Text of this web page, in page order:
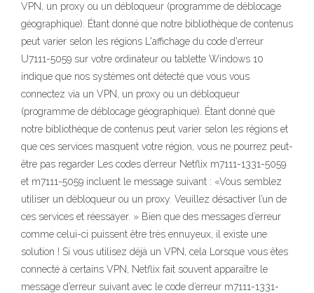
VPN, un proxy ou un débloqueur (programme de déblocage
géographique). Étant donné que notre bibliothèque de contenus
peut varier selon les régions L'affichage du code d'erreur
U7111-5059 sur votre ordinateur ou tablette Windows 10
indique que nos systèmes ont détecté que vous vous
connectez via un VPN, un proxy ou un débloqueur
(programme de déblocage géographique). Étant donné que
notre bibliothèque de contenus peut varier selon les régions et
que ces services masquent votre région, vous ne pourrez peut-
être pas regarder Les codes d’erreur Netflix m7111-1331-5059
et m7111-5059 incluent le message suivant : «Vous semblez
utiliser un débloqueur ou un proxy. Veuillez désactiver l’un de
ces services et réessayer. » Bien que des messages d’erreur
comme celui-ci puissent être très ennuyeux, il existe une
solution ! Si vous utilisez déjà un VPN, cela Lorsque vous êtes
connecté à certains VPN, Netflix fait souvent apparaître le
message d’erreur suivant avec le code d’erreur m7111-1331-